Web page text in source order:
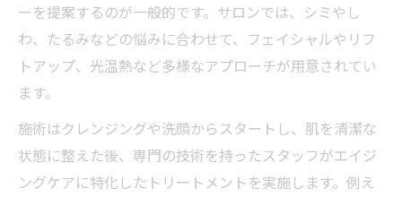
ーを提案するのが一般的です。サロンでは、シミやし
わ、たるみなどの悩みに合わせて、フェイシャルやリフ
トアップ、光温熱など多様なアプローチが用意されてい
ます。
施術はクレンジングや洗顔からスタートし、肌を清潔な
状態に整えた後、専門の技術を持ったスタッフがエイジ
ングケアに特化したトリートメントを実施します。例え